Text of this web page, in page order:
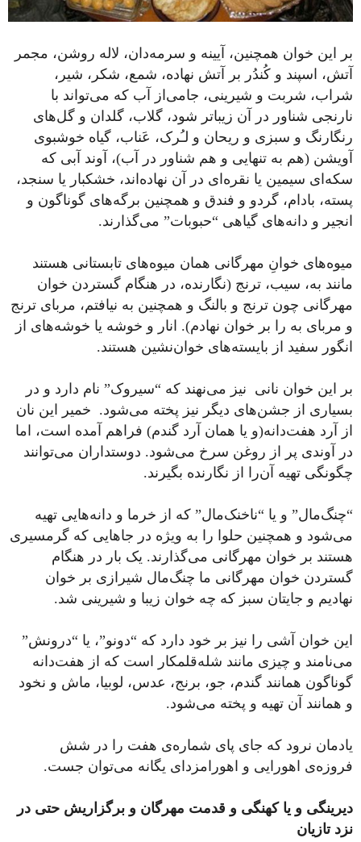
بر این خوان همچنین، آیینه و سرمه‌دان، لاله روشن، مجمر
آتش، اسپند و کُندُر بر آتش نهاده، شمع، شکر، شیر،
شراب، شربت و شیرینی، جامی‌از آب که می‌تواند با
نارنجی شناور در آن زیباتر شود، گلاب، گلدان و گل‌های
رنگارنگ و سبزی و ریحان و لـُرک، عَناب، گیاه خوشبوی
آویشن (هم به تنهایی و هم شناور در آب)، آوند آبی که
سکه‌ای سیمین یا نقره‌ای در آن نهاده‌اند، خشکبار یا سنجد،
پسته، بادام، گردو و فندق و همچنین برگه‌های گوناگون و
انجیر و دانه‌های گیاهی “حبوبات” می‌گذارند.
میوه‌های خوانِ مهرگانی همان میوه‌های تابستانی هستند
مانند به، سیب، ترنج (نگارنده، در هنگام گستردن خوان
مهرگانی چون ترنج و بالنگ و همچنین به نیافتم، مربای ترنج
و مربای به را بر خوان نهادم). انار و خوشه یا خوشه‌های از
انگور سفید از بایسته‌های خوان‌نشین هستند.
بر این خوان نانی نیز می‌نهند که “سیروک” نام دارد و در
بسیاری از جشن‌های دیگر نیز پخته می‌شود. خمیر این نان
از آرد هفت‌دانه(و یا همان آرد گندم) فراهم آمده است، اما
در آوندی پر از روغن سرخ می‌شود. دوستداران می‌توانند
چگونگی تهیه آن‌را از نگارنده بگیرند.
“چنگ‌مال” و یا “ناخنک‌‌مال” که از خرما و دانه‌هایی تهیه‌‌
می‌شود و همچنین حلوا را به ویژه در جاهایی که گرمسیری
هستند بر خوان مهرگانی می‌گذارند. یک بار در هنگام
گستردن خوان مهرگانی ما چنگ‌مال شیرازی بر خوان
نهادیم و جایتان سبز که چه خوان زیبا و شیرینی شد.
این خوان آشی را نیز بر خود دارد که “دونو”، یا “درونش”
می‌نامند و چیزی مانند شله‌‌قلمکار است که از هفت‌دانه
گوناگون همانند گندم، جو، برنج، عدس، لوبیا، ماش و نخود
و همانند آن تهیه و پخته می‌شود.
یادمان نرود که جای پای شماره‌ی هفت را در شش
فروزه‌ی اهورایی و اهورامزدای یگانه می‌توان جست.
دیرینگی و یا کهنگی و قدمت مهرگان و برگزاریش حتی در
نزد تازیان